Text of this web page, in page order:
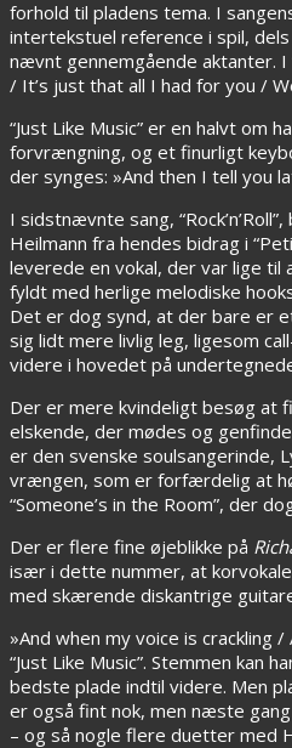
forhold til pladens tema. I
intertekstuel reference i spil,
nævnt gennemgående aktanter. I
/ It’s just that all I had for you /
“Just Like Music” er en halvt
forvrængning, og et finurligt
der synges: »And then I tell you
I sidstnævnte sang,
Heilmann fra hendes bidrag i
leverede en vokal, der var lige til
fyldt med herlige melodiske
Det er dog synd, at der bare er
sig lidt mere livlig leg, ligesom
videre i hovedet på
Der er mere kvindeligt besøg at
elskende, der mødes og
er den svenske soulsangerinde,
vrængen, som er forfærdelig at
“Someone’s in the Room”, der
Der er flere fine øjeblikke på
især i dette nummer, at
med skærende diskantrige
»And when my voice is
“Just Like Music”. Stemmen
bedste plade indtil videre. Men
er også fint nok, men næste
– og så nogle flere duetter med